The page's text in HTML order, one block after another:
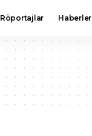
Röportajlar Haberler